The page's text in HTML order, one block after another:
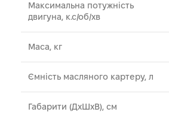
Максимальна потужність
двигуна, к.с/об/хв
Маса, кг
Ємність масляного картеру, л
Габарити (ДхШхВ), см